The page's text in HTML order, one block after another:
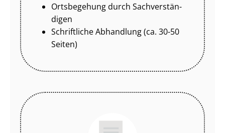
Ortsbegehung durch Sach­ver­stän­
di­gen
Schriftliche Abhandlung (ca. 30-50
Seiten)